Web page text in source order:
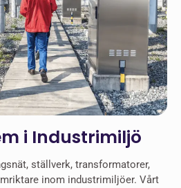
i Industrimiljö
ställverk, transformatorer,
inom industrimiljöer. Vårt